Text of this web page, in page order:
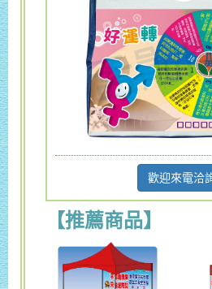
歡迎來電洽
【推薦商品】